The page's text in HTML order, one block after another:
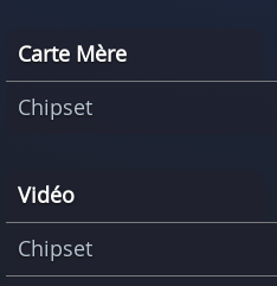
Carte Mère
Chipset
Vidéo
Chipset